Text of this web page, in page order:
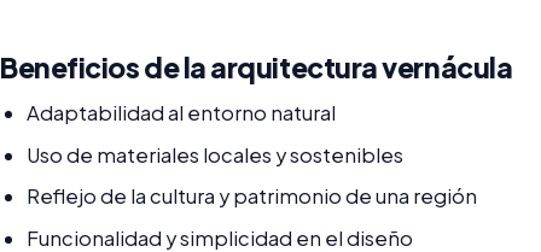
Beneficios de la arquitectura vernácula
Adaptabilidad al entorno natural
Uso de materiales locales y sostenibles
Reflejo de la cultura y patrimonio de una región
Funcionalidad y simplicidad en el diseño